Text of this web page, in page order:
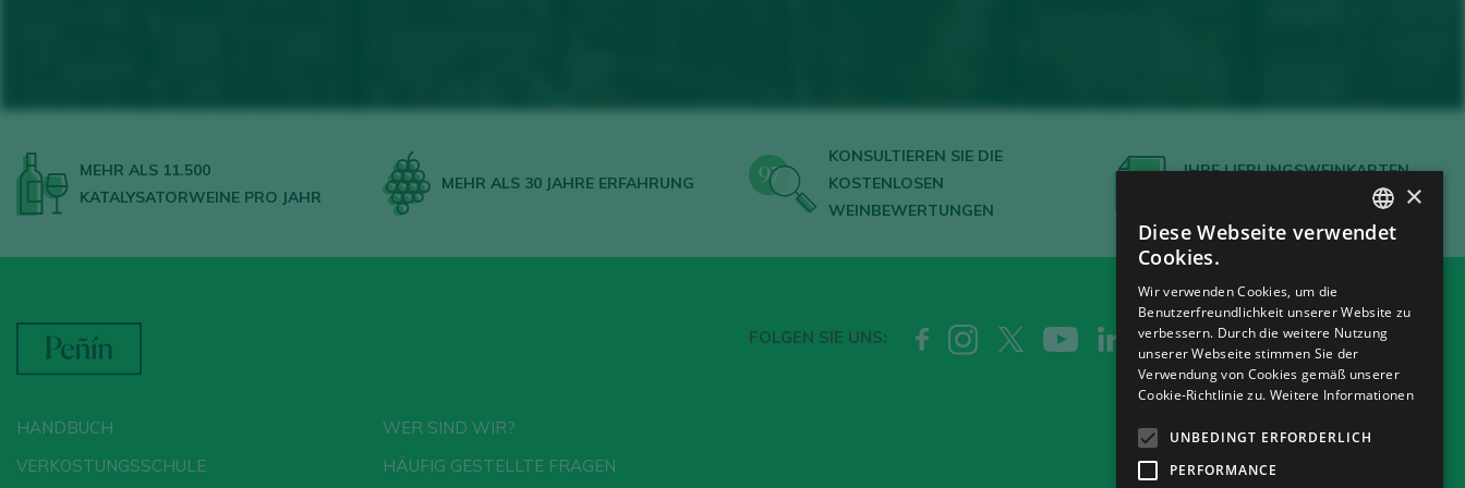
MEHR ALS 11.500
KATALYSATORWEINE PRO JAHR
MEHR ALS 30 JAHRE ERFAHRUNG
KONSULTIEREN SIE DIE
KOSTENLOSEN
WEINBEWERTUNGEN
IHRE LIEBLINGSWEINKARTEN
FOLGEN SIE UNS:
HANDBUCH
VERKOSTUNGSSCHULE
WER SIND WIR?
HÄUFIG GESTELLTE FRAGEN
SPANISH
GERMAN
×
Diese Webseite verwendet
Cookies.
Wir verwenden Cookies, um die
Benutzerfreundlichkeit unserer Website zu
verbessern. Durch die weitere Nutzung
unserer Webseite stimmen Sie der
Verwendung von Cookies gemäß unserer
Cookie-Richtlinie zu. Weitere Informationen
UNBEDINGT ERFORDERLICH
PERFORMANCE